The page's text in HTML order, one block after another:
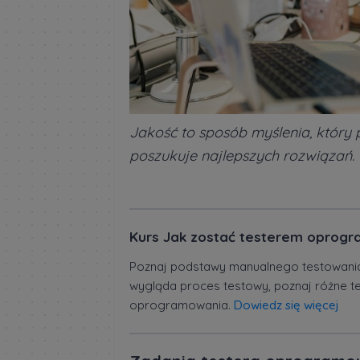
Jakość to sposób myślenia, który
poszukuje najlepszych rozwiązań.
Kurs Jak zostać testerem
Poznaj podstawy manualnego
wygląda proces testowy, poznaj różne
oprogramowania. Dowiedz się więcej